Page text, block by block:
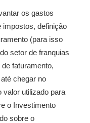
os gastos
impostos, definição
(para isso
setor de franquias
faturamento,
chegar no
valor utilizado para
o Investimento
sobre o